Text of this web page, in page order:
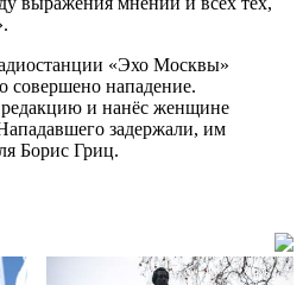
«Эхо Москвы»
совершено нападение.
и нанёс женщине
задержали, им
Борис Гриц.